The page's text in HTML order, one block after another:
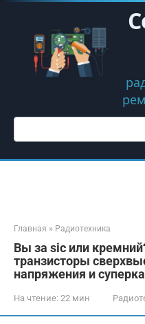
Перейти
контенту
Поиск:
Главная » Радиотехника
Вы за sic или
транзисторы
напряжения и
На чтение: 22 мин